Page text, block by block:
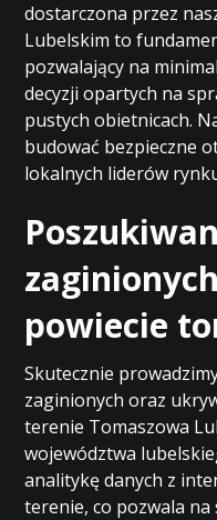
dostarczona przez
Lubelskim to
pozwalający na
decyzji opartych na
pustych obietnicach.
budować bezpieczne
lokalnych liderów
powiecie
Skutecznie
zaginionych oraz
terenie Tomaszowa
województwa
analitykę danych z
terenie, co pozwala